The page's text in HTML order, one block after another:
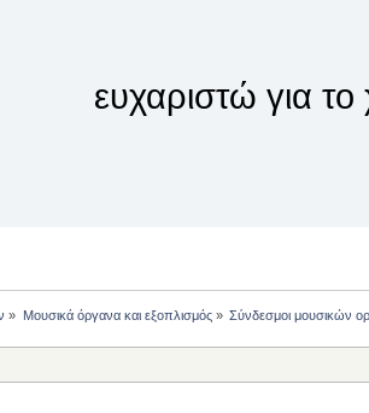
ευχαριστώ για
» Μουσικά όργανα και εξοπλισμός» Σύνδεσμοι μουσικών